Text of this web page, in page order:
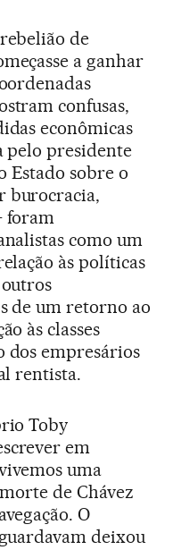
de
a ganhar
confusas,
econômicas
pelo presidente
Estado sobre o
burocracia,
foram
como um
às políticas
de um retorno ao
às classes
dos empresários
rentista.
Toby
em
uma
de Chávez
O
deixou